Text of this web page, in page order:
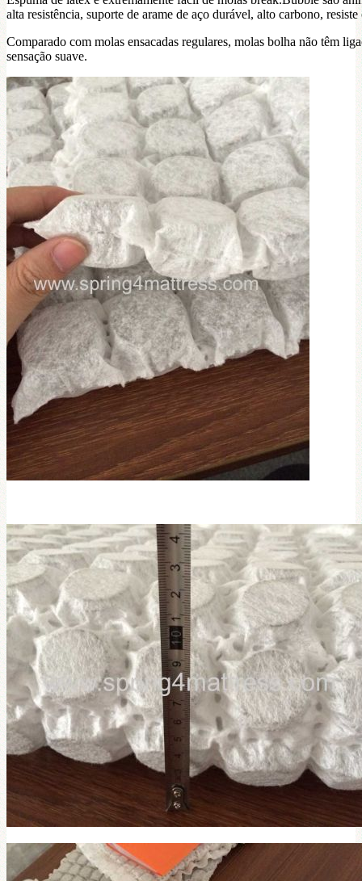
alta resistência, suporte de arame de aço durável, alto carbono,
Comparado com molas ensacadas regulares, molas bolha não têm
sensação suave.